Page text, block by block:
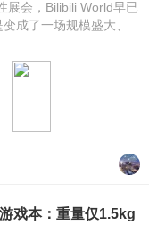
展会，Bilibili World早已
成了一场规模盛大、
戏本：重量仅1.5kg